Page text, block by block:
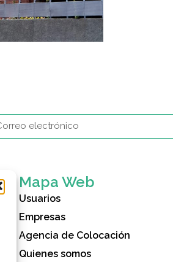
Mapa Web
Usuarios
Empresas
Agencia de Colocación
Quienes somos